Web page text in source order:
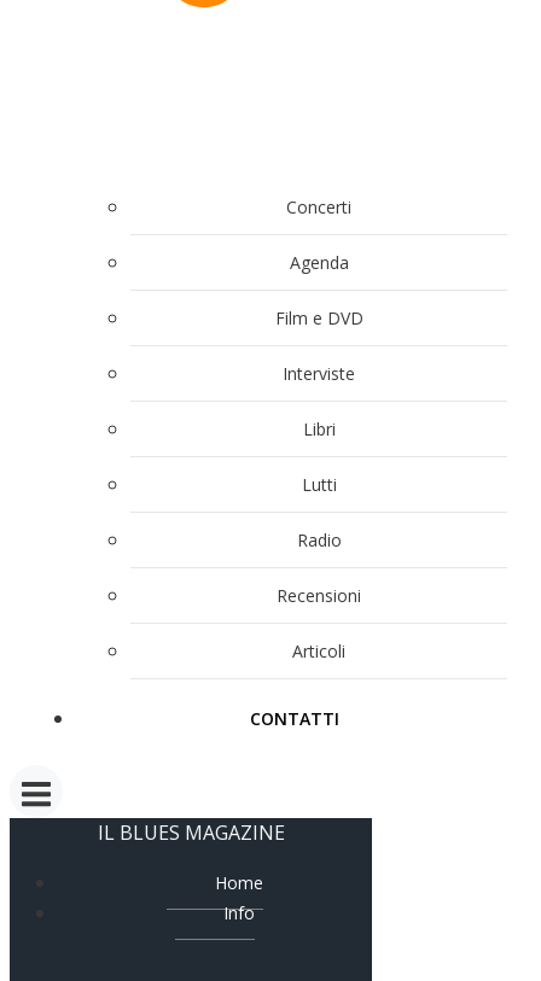
Concerti
Agenda
Film e DVD
Interviste
Libri
Lutti
Radio
Recensioni
Articoli
CONTATTI
IL BLUES MAGAZINE
Home
Info